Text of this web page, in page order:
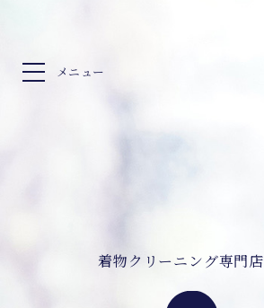
着物クリーニング専門店
メニュー